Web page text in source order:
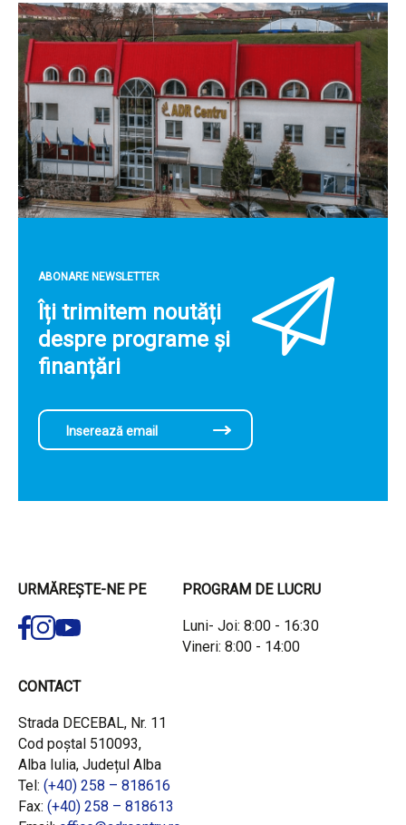
ABONARE NEWSLETTER
Îți trimitem noutăți
despre programe și
finanțări
URMĂREȘTE-NE PE PROGRAM DE LUCRU
Luni- Joi: 8:00 - 16:30
Vineri: 8:00 - 14:00
CONTACT
Strada DECEBAL, Nr. 11
Cod poștal 510093,
Alba Iulia, Județul Alba
Tel: (+40) 258 – 818616
Fax: (+40) 258 – 818613